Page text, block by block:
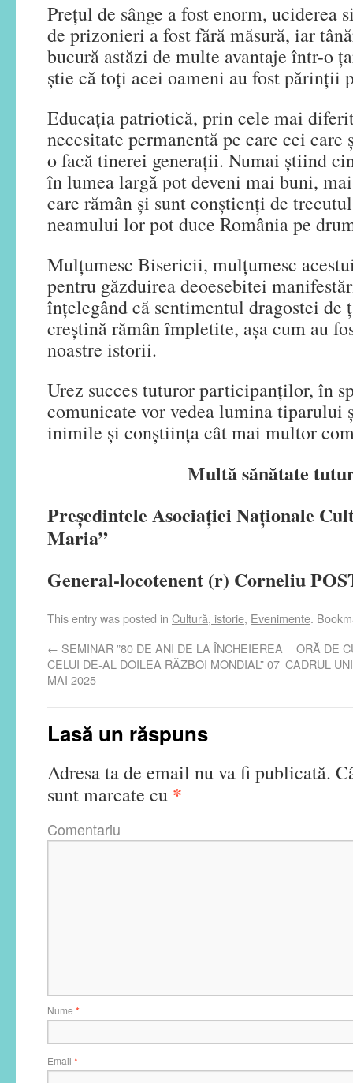
Prețul de sânge a fost enorm, uciderea
de prizonieri a fost fără măsură, iar
bucură astăzi de multe avantaje într-o
știe că toți acei oameni au fost părinții
Educația patriotică, prin cele mai
necesitate permanentă pe care cei
o facă tinerei generații. Numai știind
în lumea largă pot deveni mai buni,
care rămân și sunt conștienți de
neamului lor pot duce România pe
Mulțumesc Bisericii, mulțumesc
pentru găzduirea deoesebitei
înțelegând că sentimentul dragostei de
creștină rămân împletite, așa cum au
noastre istorii.
Urez succes tuturor participanților, în
comunicate vor vedea lumina tiparului
inimile și conștiința cât mai multor
Multă sănătate
Președintele Asociației Naționale
Maria”
General-locotenent (r) Corneliu
This entry was posted in Cultură, istorie, Evenimente.
← SEMINAR ”80 DE ANI DE LA ÎNCHEIEREA
CELUI DE-AL DOILEA RĂZBOI MONDIAL” 07
MAI 2025
ORĂ DE
CADRUL
Lasă un răspuns
Adresa ta de email nu va fi publicată.
sunt marcate cu *
Comentariu
Nume *
Email *